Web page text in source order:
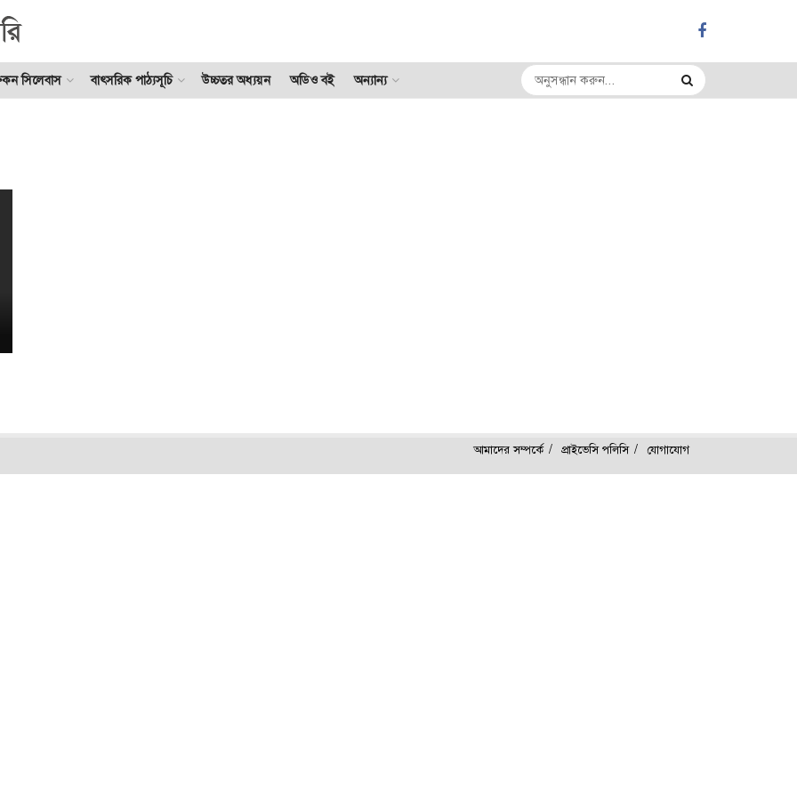
সিলেবাস বাৎসরিক পাঠ্যসূচি উচ্চতর অধ্যয়ন অডিও বই অন্যান্য
আমাদের সম্পর্কে প্রাইভেসি পলিসি যোগাযোগ